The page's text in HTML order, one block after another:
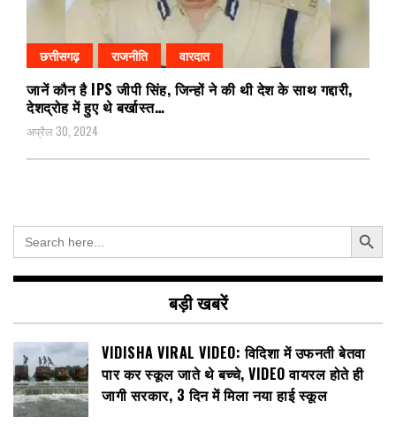
छत्तीसगढ़ राजनीति वारदात
जानें कौन है IPS जीपी सिंह, जिन्हों ने की थी देश के साथ गद्दारी,
देशद्रोह में हुए थे बर्खास्त…
अप्रैल 30, 2024
Search
for:
Search Button
बड़ी खबरें
VIDISHA VIRAL VIDEO: विदिशा में उफनती बेतवा
पार कर स्कूल जाते थे बच्चे, VIDEO वायरल होते ही
जागी सरकार, 3 दिन में मिला नया हाई स्कूल